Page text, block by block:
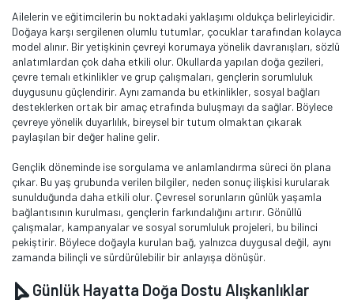
Ailelerin ve eğitimcilerin bu noktadaki yaklaşımı oldukça belirleyicidir.
Doğaya karşı sergilenen olumlu tutumlar, çocuklar tarafından kolayca
model alınır. Bir yetişkinin çevreyi korumaya yönelik davranışları, sözlü
anlatımlardan çok daha etkili olur. Okullarda yapılan doğa gezileri,
çevre temalı etkinlikler ve grup çalışmaları, gençlerin sorumluluk
duygusunu güçlendirir. Aynı zamanda bu etkinlikler, sosyal bağları
desteklerken ortak bir amaç etrafında buluşmayı da sağlar. Böylece
çevreye yönelik duyarlılık, bireysel bir tutum olmaktan çıkarak
paylaşılan bir değer haline gelir.
Gençlik döneminde ise sorgulama ve anlamlandırma süreci ön plana
çıkar. Bu yaş grubunda verilen bilgiler, neden sonuç ilişkisi kurularak
sunulduğunda daha etkili olur. Çevresel sorunların günlük yaşamla
bağlantısının kurulması, gençlerin farkındalığını artırır. Gönüllü
çalışmalar, kampanyalar ve sosyal sorumluluk projeleri, bu bilinci
pekiştirir. Böylece doğayla kurulan bağ, yalnızca duygusal değil, aynı
zamanda bilinçli ve sürdürülebilir bir anlayışa dönüşür.
Günlük Hayatta Doğa Dostu Alışkanlıklar